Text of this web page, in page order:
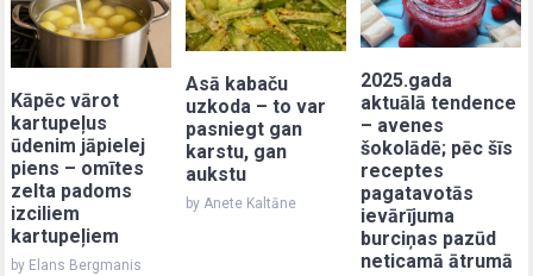
Kāpēc vārot
kartupeļus
ūdenim jāpielej
piens – omītes
zelta padoms
izciliem
kartupeļiem
by Elans Bergmanis
Asā kabaču
uzkoda – to var
pasniegt gan
karstu, gan
aukstu
by Anete Kaltāne
2025.gada
aktuālā tendence
– avenes
šokolādē; pēc šīs
receptes
pagatavotās
ievārījuma
burciņas pazūd
neticamā ātrumā